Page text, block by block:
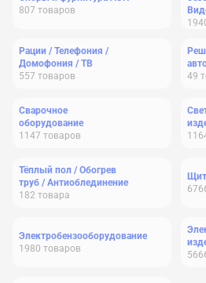
807 товаров
Рации / Телефония /
Домофония / ТВ
557 товаров
49
Сварочное
оборудование
1147 товаров
Тёплый пол / Обогрев
труб / Антиоблединение
182 товара
Электробензооборудование
1980 товаров